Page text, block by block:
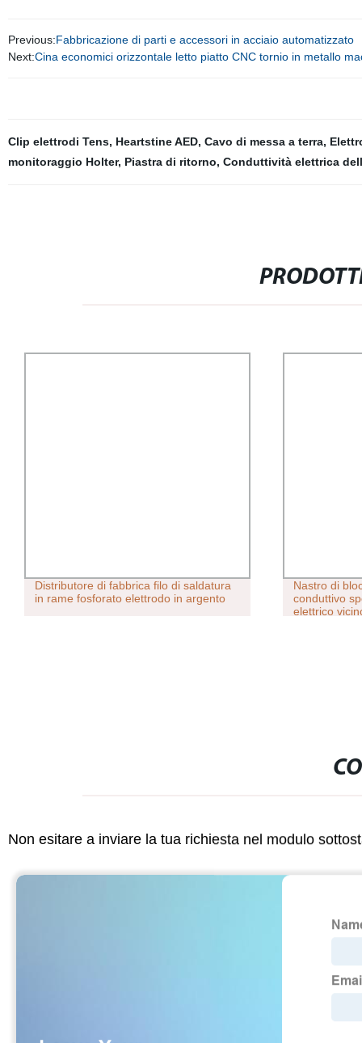
Previous:Fabbricazione di parti e accessori in acciaio automatizzato
Next:Cina economici orizzontale letto piatto CNC tornio in metallo
Clip elettrodi Tens, Heartstine AED, Cavo di messa a terra,
monitoraggio Holter, Piastra di ritorno, Conduttività elettrica
Distributore di fabbrica filo di saldatura
in rame fosforato elettrodo in argento
Nastro di
conduttivo
elettrico
Non esitare a inviare la tua richiesta nel modulo